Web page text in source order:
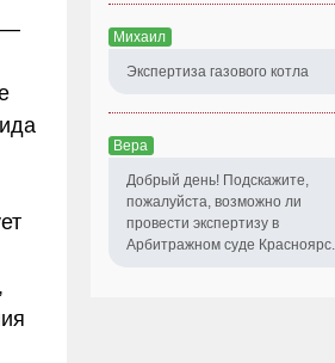
—
Михаил
Экспертиза газового котла
Вера
Добрый день! Подскажите,
пожалуйста, возможно ли
провести экспертизу в
Арбитражном суде Красноярс...